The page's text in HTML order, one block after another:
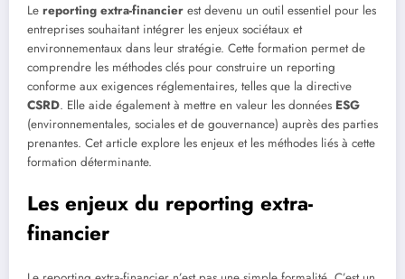
Le reporting extra-financier est devenu un outil essentiel pour les
entreprises souhaitant intégrer les enjeux sociétaux et
environnementaux dans leur stratégie. Cette formation permet de
comprendre les méthodes clés pour construire un reporting
conforme aux exigences réglementaires, telles que la directive
CSRD. Elle aide également à mettre en valeur les données ESG
(environnementales, sociales et de gouvernance) auprès des parties
prenantes. Cet article explore les enjeux et les méthodes liés à cette
formation déterminante.
Les enjeux du reporting extra-
financier